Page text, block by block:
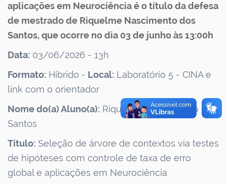
aplicações em Neurociência é o título da defesa
de mestrado de Riquelme Nascimento dos
Santos, que ocorre no dia 03 de junho às 13:00h
Data: 03/06/2026 - 13h
Formato: Híbrido - Local: Laboratório 5 - CINA e
link com o orientador
Nome do(a) Aluno(a): Riquelme Nascimento dos
Santos
Título: Seleção de árvore de contextos via testes
de hipóteses com controle de taxa de erro
global e aplicações em Neurociência